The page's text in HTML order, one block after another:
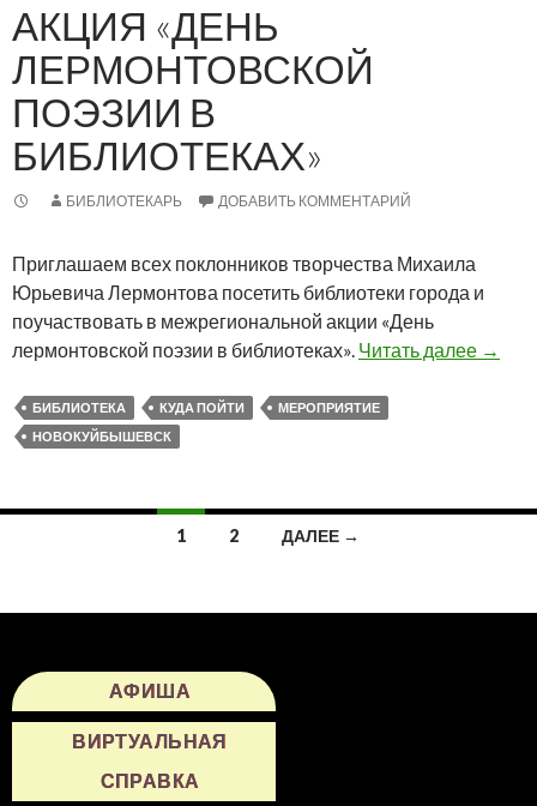
АКЦИЯ «ДЕНЬ
ЛЕРМОНТОВСКОЙ
ПОЭЗИИ В
БИБЛИОТЕКАХ»
БИБЛИОТЕКАРЬ ДОБАВИТЬ КОММЕНТАРИЙ
Приглашаем всех поклонников творчества Михаила
Юрьевича Лермонтова посетить библиотеки города и
поучаствовать в межрегиональной акции «День
лермонтовской поэзии в библиотеках». Читать далее →
БИБЛИОТЕКА КУДА ПОЙТИ
МЕРОПРИЯТИЕ
НОВОКУЙБЫШЕВСК
записям
1 2 ДАЛЕЕ →
АФИША
ВИРТУАЛЬНАЯ
СПРАВКА